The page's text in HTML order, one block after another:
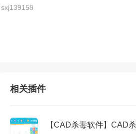
sxj139158
相关插件